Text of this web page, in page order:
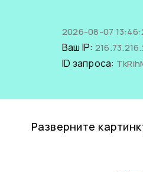
2026-08-07
Ваш IP:
ID запроса:
Разверните